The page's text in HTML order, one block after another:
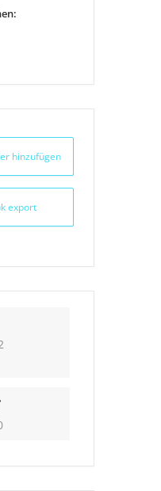
hinzufügen
export